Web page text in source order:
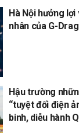
Hà Nội hưởng
nhân của G-
Hậu trường
“tuyệt đối điện
binh, diễu hành